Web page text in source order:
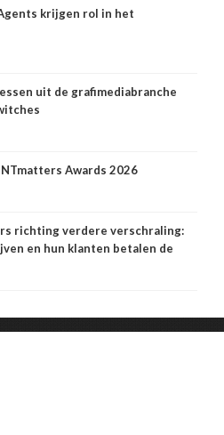
krijgen rol in het
uit de grafimediabranche
Awards 2026
richting verdere verschraling:
en hun klanten betalen de